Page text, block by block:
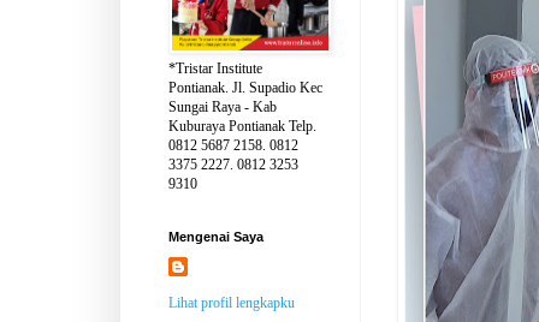
*Tristar Institute
Pontianak. Jl. Supadio Kec
Sungai Raya - Kab
Kuburaya Pontianak Telp.
0812 5687 2158. 0812
3375 2227. 0812 3253
9310
Mengenai Saya
Lihat profil lengkapku